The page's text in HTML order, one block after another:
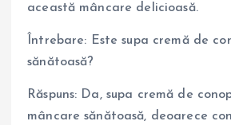
această mâncare delicioasă.
Întrebare: Este supa cremă de
sănătoasă?
Răspuns: Da, supa cremă de
mâncare sănătoasă, deoarece